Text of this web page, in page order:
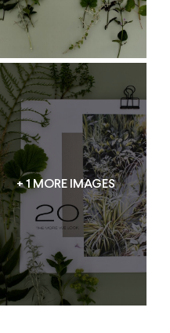
+ 1 MORE IMAGES